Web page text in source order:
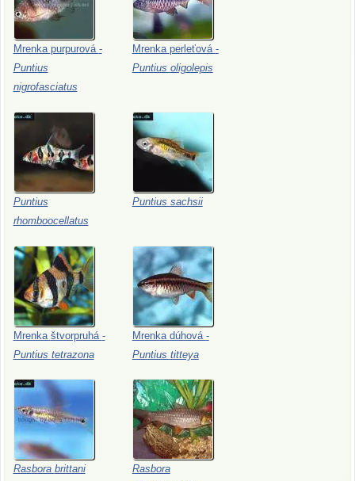
Mrenka purpurová -
Puntius
nigrofasciatus
Mrenka perleťová -
Puntius oligolepis
Puntius
rhomboocellatus
Puntius sachsii
Mrenka štvorpruhá -
Puntius tetrazona
Mrenka dúhová -
Puntius titteya
Rasbora brittani
Rasbora